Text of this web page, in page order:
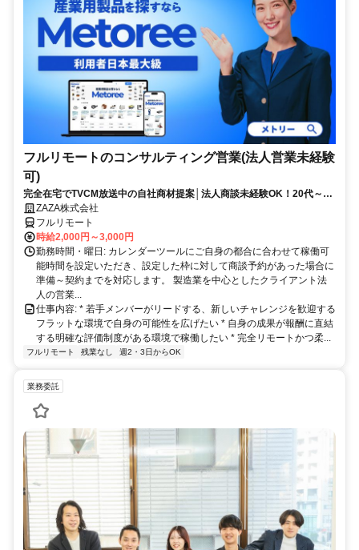
フルリモートのコンサルティング営業(法人営業未経験
可)
完全在宅でTVCM放送中の自社商材提案│法人商談未経験OK！20代～活
躍中◎顧客課題を解決する提案経験が積める環境
ZAZA株式会社
フルリモート
時給2,000円～3,000円
勤務時間・曜日: カレンダーツールにご自身の都合に合わせて稼働可
能時間を設定いただき、設定した枠に対して商談予約があった場合に
準備～契約までを対応します。 製造業を中心としたクライアント法
人の営業...
仕事内容: * 若手メンバーがリードする、新しいチャレンジを歓迎する
フラットな環境で自身の可能性を広げたい * 自身の成果が報酬に直結
する明確な評価制度がある環境で稼働したい * 完全リモートかつ柔...
フルリモート 残業なし 週2・3日からOK
業務委託